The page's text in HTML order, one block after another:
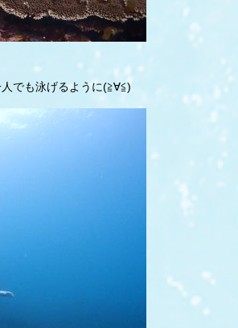
でも泳げるように(≧∀≦)